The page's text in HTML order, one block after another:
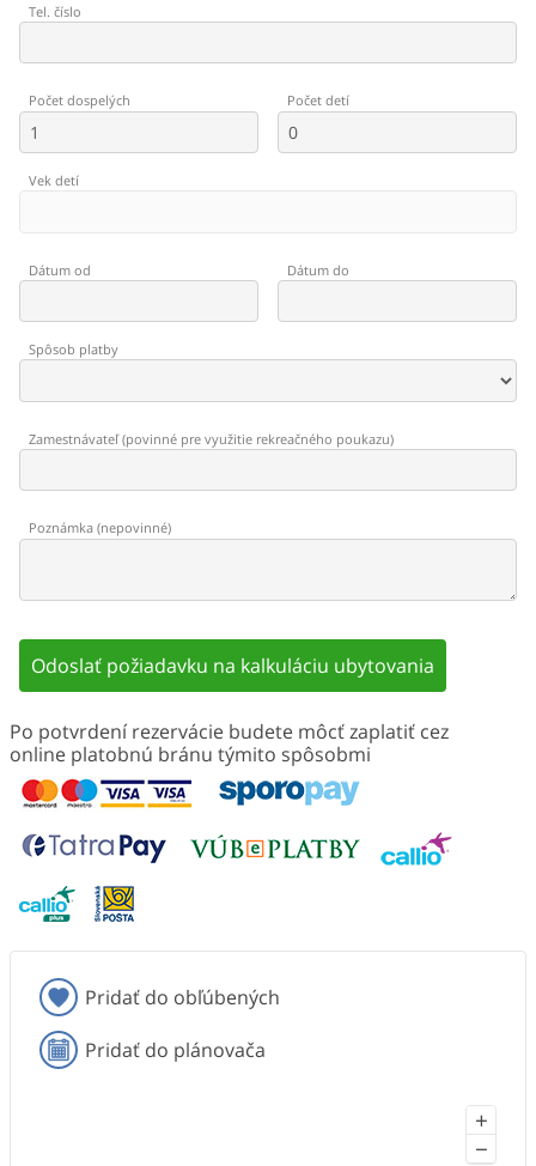
Tel. číslo
Počet dospelých Počet detí
Vek detí
Dátum od Dátum do
Spôsob platby
Zamestnávateľ(povinné pre využitie rekreačného poukazu)
Poznámka (nepovinné)
Odoslať požiadavku na kalkuláciu ubytovania
Po potvrdení rezervácie budete môcť zaplatiť cez
online platobnú bránu týmito spôsobmi
Pridať do obľúbených
Pridať do plánovača
+
−